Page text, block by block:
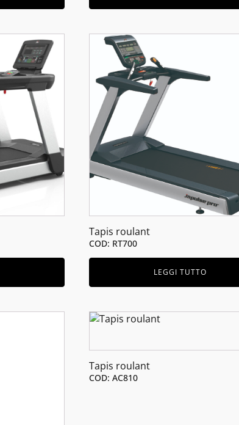
Tapis roulant
COD: RT700
LEGGI TUTTO
Tapis roulant
COD: AC810